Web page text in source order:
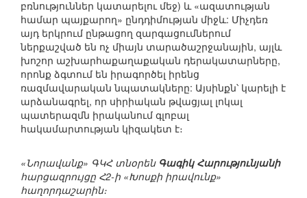
բռնություններ կատարելու մեջ) և «ազատության
համար պայքարող» ընդդիմության միջև: Միչդեռ
այդ երկրում ընթացող զարգացումներում
ներքաշված են ոչ միայն տարածաշրջանային, այլև
խոշոր աշխարհաքաղաքական դերակատարները,
որոնք ձգտում են իրագործել իրենց
ռազմավարական նպատակները: Այսինքն՝ կարելի է
արձանագրել, որ սիրիական թվացյալ լոկալ
պատերազմն իրականում գլոբալ
հակամարտության կիզակետ է։
«Նորավանք» ԳԿՀ տնօրեն Գագիկ Հարությունյանի
հարցազրույցը Հ2-ի «Խոսքի իրավունք»
հաղորդաշարին։